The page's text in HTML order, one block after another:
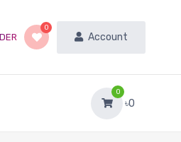
0
Account
0
৳0